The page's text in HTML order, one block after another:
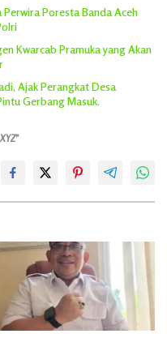
Poresta Banda Aceh
Kwarcab Pramuka yang Akan
Ajak Perangkat Desa
Gerbang Masuk.